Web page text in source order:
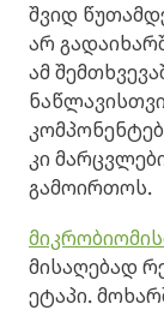
შვიდ
არ
ამ
კი
გამოირთოს.
მისაღებად
ეტაპი.